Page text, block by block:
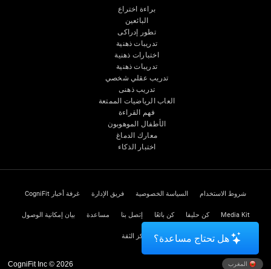
براءة اختراع
البائعين
تطور إدراكى
تدريبات ذهنية
اختبارات ذهنية
تدريبات ذهنية
تدريب عقلي شخصي
تدريب ذهنى
العاب الرياضيات الممتعة
فهم القراءة
الأطفال الموهوبون
معارك الدماغ
اختبار الذكاء
شروط الاستخدام السياسة الخصوصية فريق الإدارة غرفة أخبار CogniFit
Media Kit كن حليفا كن بائعًا إتصل بنا مساعدة بيان إمكانية الوصول
مركز الثقة
المغرب CogniFit Inc © 2026
هل تحتاج مساعدة؟